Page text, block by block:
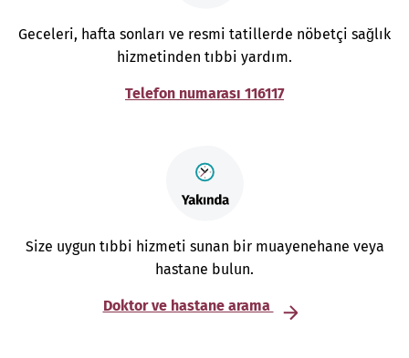
Geceleri, hafta sonları ve resmi tatillerde nöbetçi sağlık
hizmetinden tıbbi yardım.
Telefon numarası 116117
Size uygun tıbbi hizmeti sunan bir muayenehane veya
hastane bulun.
Doktor ve hastane arama